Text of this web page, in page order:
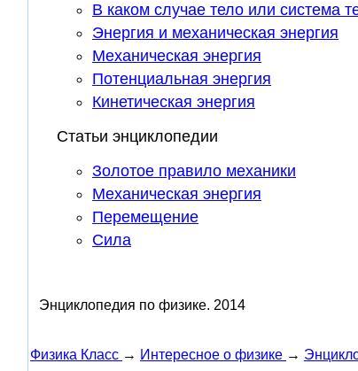
В каком случае тело или система
Энергия и механическая энергия
Механическая энергия
Потенциальная энергия
Кинетическая энергия
Статьи энциклопедии
Золотое правило механики
Механическая энергия
Перемещение
Сила
Энциклопедия по физике. 2014
Физика Класс → Интересное о физике →